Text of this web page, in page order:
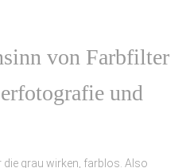
von Farbfilter
und
grau wirken, farblos. Also